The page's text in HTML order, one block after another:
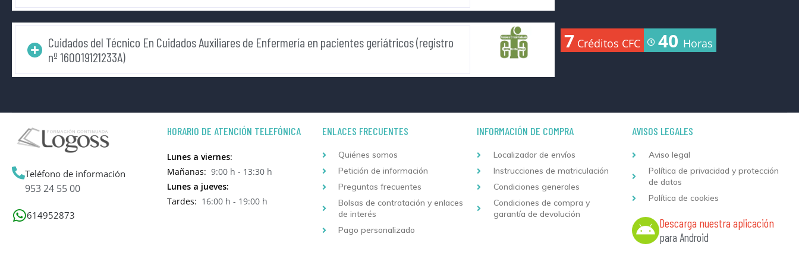
Cuidados del Técnico En Cuidados Auxiliares de Enfermería en pacientes geriátricos (registro
nº 160019121233A)
7 Créditos CFC 40 Horas
Teléfono de información
953 24 55 00
614952873
HORARIO DE ATENCIÓN TELEFÓNICA
Lunes a viernes:
Mañanas: 9:00 h - 13:30 h
Lunes a jueves:
Tardes: 16:00 h - 19:00 h
ENLACES FRECUENTES
Quiénes somos
Petición de información
Preguntas frecuentes
Bolsas de contratación y enlaces
de interés
Pago personalizado
INFORMACIÓN DE COMPRA
Localizador de envíos
Instrucciones de matriculación
Condiciones generales
Condiciones de compra y
garantía de devolución
AVISOS LEGALES
Aviso legal
Política de privacidad y protección
de datos
Política de cookies
Descarga nuestra aplicación
para Android